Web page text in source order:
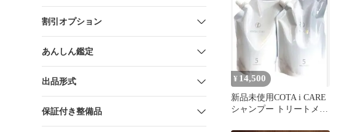
割引オプション
あんしん鑑定
出品形式
保証付き整備品
¥ 14,500
新品未使用COTA i CARE
シャンプー トリートメン